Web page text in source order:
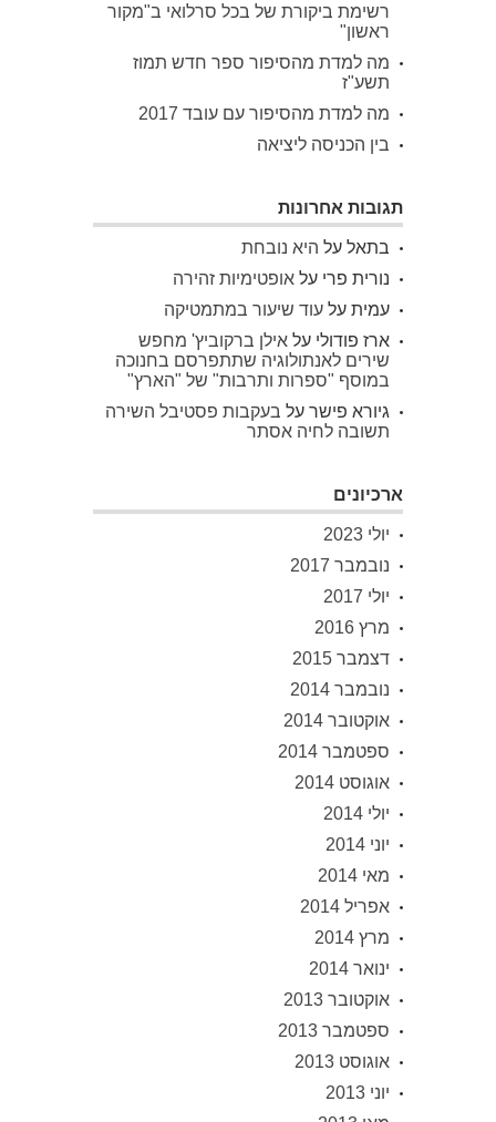
רשימת ביקורת של בכל סרלואי ב"מקור
ראשון"
מה למדת מהסיפור ספר חדש תמוז
תשע"ז
מה למדת מהסיפור עם עובד 2017
בין הכניסה ליציאה
תגובות אחרונות
בתאל על היא נובחת
נורית פרי על אופטימיות זהירה
עמית על עוד שיעור במתמטיקה
ארז פודולי על אילן ברקוביץ' מחפש
שירים לאנתולוגיה שתתפרסם בחנוכה
במוסף "ספרות ותרבות" של "הארץ"
גיורא פישר על בעקבות פסטיבל השירה
תשובה לחיה אסתר
ארכיונים
יולי 2023
נובמבר 2017
יולי 2017
מרץ 2016
דצמבר 2015
נובמבר 2014
אוקטובר 2014
ספטמבר 2014
אוגוסט 2014
יולי 2014
יוני 2014
מאי 2014
אפריל 2014
מרץ 2014
ינואר 2014
אוקטובר 2013
ספטמבר 2013
אוגוסט 2013
יוני 2013